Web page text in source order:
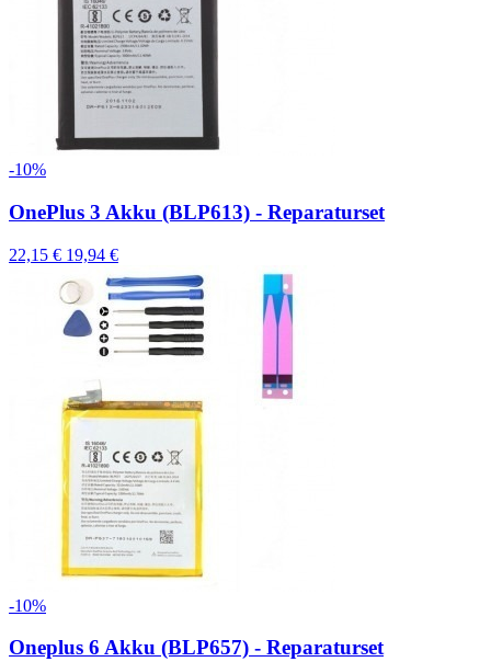
-10%
OnePlus 3 Akku (BLP613) - Reparaturset
22,15 € 19,94 €
-10%
Oneplus 6 Akku (BLP657) - Reparaturset